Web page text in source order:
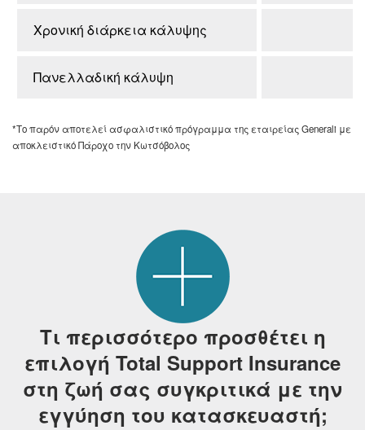
Χρονική διάρκεια κάλυψης
Πανελλαδική κάλυψη
*Το παρόν αποτελεί ασφαλιστικό πρόγραμμα της εταιρείας Generali με
αποκλειστικό Πάροχο την Κωτσόβολος
Τι περισσότερο προσθέτει η
επιλογή Total Support Insurance
στη ζωή σας συγκριτικά με την
εγγύηση του κατασκευαστή;